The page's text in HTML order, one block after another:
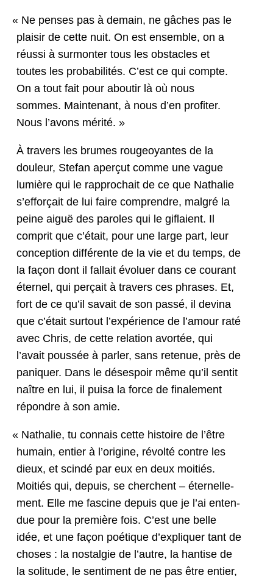
« Ne pens­es pas à demain, ne gâch­es pas le
plaisir de cette nuit. On est ensem­ble, on a
réus­si à sur­mon­ter tous les obsta­cles et
toutes les prob­a­bil­ités. C’est ce qui compte.
On a tout fait pour aboutir là où nous
sommes. Main­tenant, à nous d’en prof­iter.
Nous l’avons mérité. »
À tra­vers les brumes rougeoy­antes de la
douleur, Ste­fan aperçut comme une vague
lumière qui le rap­prochait de ce que Nathalie
s’ef­forçait de lui faire com­pren­dre, mal­gré la
peine aiguë des paroles qui le giflaient. Il
com­prit que c’é­tait, pour une large part, leur
con­cep­tion dif­férente de la vie et du temps, de
la façon dont il fal­lait évoluer dans ce courant
éter­nel, qui perçait à tra­vers ces phras­es. Et,
fort de ce qu’il savait de son passé, il dev­ina
que c’é­tait surtout l’ex­péri­ence de l’amour raté
avec Chris, de cette rela­tion avortée, qui
l’avait poussée à par­ler, sans retenue, près de
pani­quer. Dans le dés­espoir même qu’il sen­tit
naître en lui, il puisa la force de finale­ment
répon­dre à son amie.
« Nathalie, tu con­nais cette his­toire de l’être
humain, entier à l’o­rig­ine, révolté con­tre les
dieux, et scindé par eux en deux moitiés.
Moitiés qui, depuis, se cherchent – éter­nelle­
ment. Elle me fascine depuis que je l’ai enten­
due pour la pre­mière fois. C’est une belle
idée, et une façon poé­tique d’ex­pli­quer tant de
choses : la nos­tal­gie de l’autre, la han­tise de
la soli­tude, le sen­ti­ment de ne pas être entier,